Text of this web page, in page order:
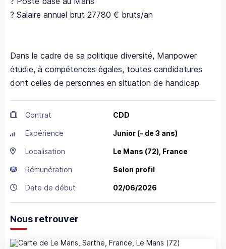
? Salaire annuel brut 27780 € bruts/an
Dans le cadre de sa politique diversité, Manpower
étudie, à compétences égales, toutes candidatures
dont celles de personnes en situation de handicap
Contrat CDD
Expérience Junior (- de 3 ans)
Localisation Le Mans (72), France
Rémunération Selon profil
Date de début 02/06/2026
Nous retrouver